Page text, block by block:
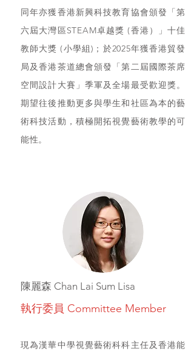
同年亦獲香港新興科技教育協會頒發「第
六屆大灣區STEAM卓越獎 (香港）」十佳
教師大獎 (小學組)；於2025年獲香港貿發
局及香港茶道總會頒發「第二屆國際茶席
空間設計大賽」季軍及全場最受歡迎獎。
期望往後推動更多與學生和社區為本的藝
術科技活動，積極開拓視覺藝術教學的可
能性。
陳麗森 Chan Lai Sum Lisa
執行委員 Committee Member
現為漢華中學視覺藝術科科主任及香港能